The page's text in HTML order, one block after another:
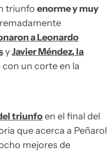
triunfo enorme y muy
a Leonardo
yJavier Méndez, la
un corte en la
triunfoen el final del
que acerca a Peñarol
mejores de